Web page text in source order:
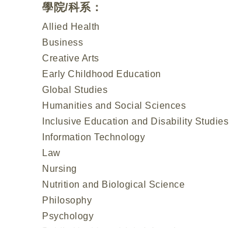
學院/科系：
Allied Health
Business
Creative Arts
Early Childhood Education
Global Studies
Humanities and Social Sciences
Inclusive Education and Disability Studies
Information Technology
Law
Nursing
Nutrition and Biological Science
Philosophy
Psychology